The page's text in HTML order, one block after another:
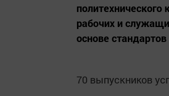
рабочих и
основе
70 выпускников